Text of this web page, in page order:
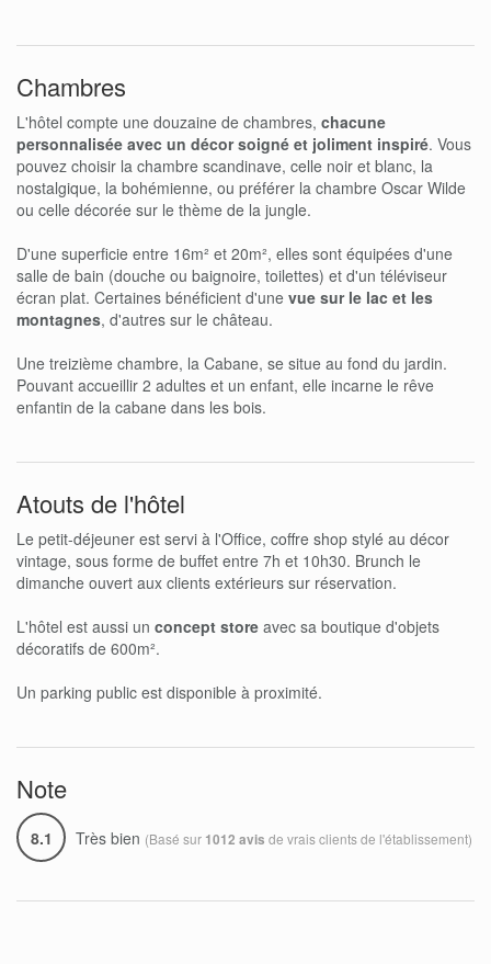
Chambres
L'hôtel compte une douzaine de chambres, chacune
personnalisée avec un décor soigné et joliment inspiré. Vous
pouvez choisir la chambre scandinave, celle noir et blanc, la
nostalgique, la bohémienne, ou préférer la chambre Oscar Wilde
ou celle décorée sur le thème de la jungle.
D'une superficie entre 16m² et 20m², elles sont équipées d'une
salle de bain (douche ou baignoire, toilettes) et d'un téléviseur
écran plat. Certaines bénéficient d'une vue sur le lac et les
montagnes, d'autres sur le château.
Une treizième chambre, la Cabane, se situe au fond du jardin.
Pouvant accueillir 2 adultes et un enfant, elle incarne le rêve
enfantin de la cabane dans les bois.
Atouts de l'hôtel
Le petit-déjeuner est servi à l'Office, coffre shop stylé au décor
vintage, sous forme de buffet entre 7h et 10h30. Brunch le
dimanche ouvert aux clients extérieurs sur réservation.
L'hôtel est aussi un concept store avec sa boutique d'objets
décoratifs de 600m².
Un parking public est disponible à proximité.
Note
8.1 Très bien (Basé sur 1012 avis de vrais clients de l'établissement)